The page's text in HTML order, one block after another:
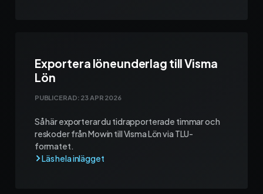
Exportera löneunderlag till Visma
Lön
PUBLICERAD: 23 APR 2026
Så här exporterar du tidrapporterade timmar och
reskoder från Mowin till Visma Lön via TLU-
formatet.